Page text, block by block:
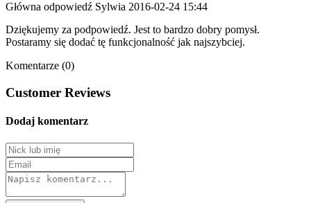
Główna odpowiedź Sylwia 2016-02-24 15:44
Dziękujemy za podpowiedź. Jest to bardzo dobry pomysł.
Postaramy się dodać tę funkcjonalność jak najszybciej.
Komentarze (0)
Customer Reviews
Dodaj komentarz